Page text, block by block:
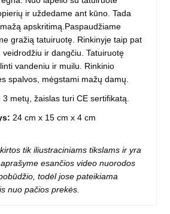
ir uždedame ant kūno. Tada
apskritimą.Paspaudžiame
gražią tatuiruotę. Rinkinyje taip pat
ir dangčiu. Tatuiruotę
vandeniu ir muilu. Rinkinio
spalvos, mėgstami mažų damų.
metų, žaislas turi CE sertifikatą.
24 cm x 15 cm x 4 cm
tik iliustraciniams tikslams ir yra
esančios video nuorodos
todėl jose pateikiama
nuo pačios prekės.